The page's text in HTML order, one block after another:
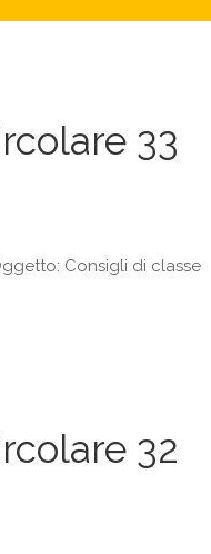
33
Consigli di classe
32